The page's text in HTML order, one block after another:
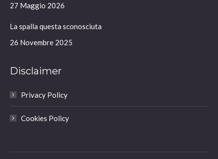
windowwindowwindowwindow
27 Maggio 2026
La spalla questa sconosciuta
26 Novembre 2025
Disclaimer
Privacy Policy
Cookies Policy